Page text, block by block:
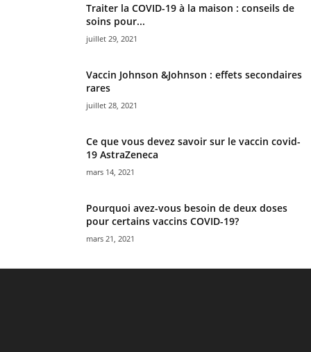
Traiter la COVID-19 à la maison : conseils de
soins pour...
juillet 29, 2021
Vaccin Johnson &Johnson : effets secondaires
rares
juillet 28, 2021
Ce que vous devez savoir sur le vaccin covid-
19 AstraZeneca
mars 14, 2021
Pourquoi avez-vous besoin de deux doses
pour certains vaccins COVID-19?
mars 21, 2021